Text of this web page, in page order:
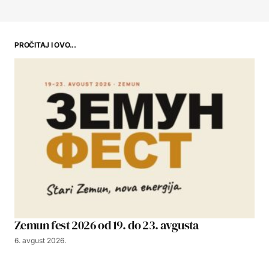
PROČITAJ I OVO...
Zemun fest 2026 od 19. do 23. avgusta
6. avgust 2026.